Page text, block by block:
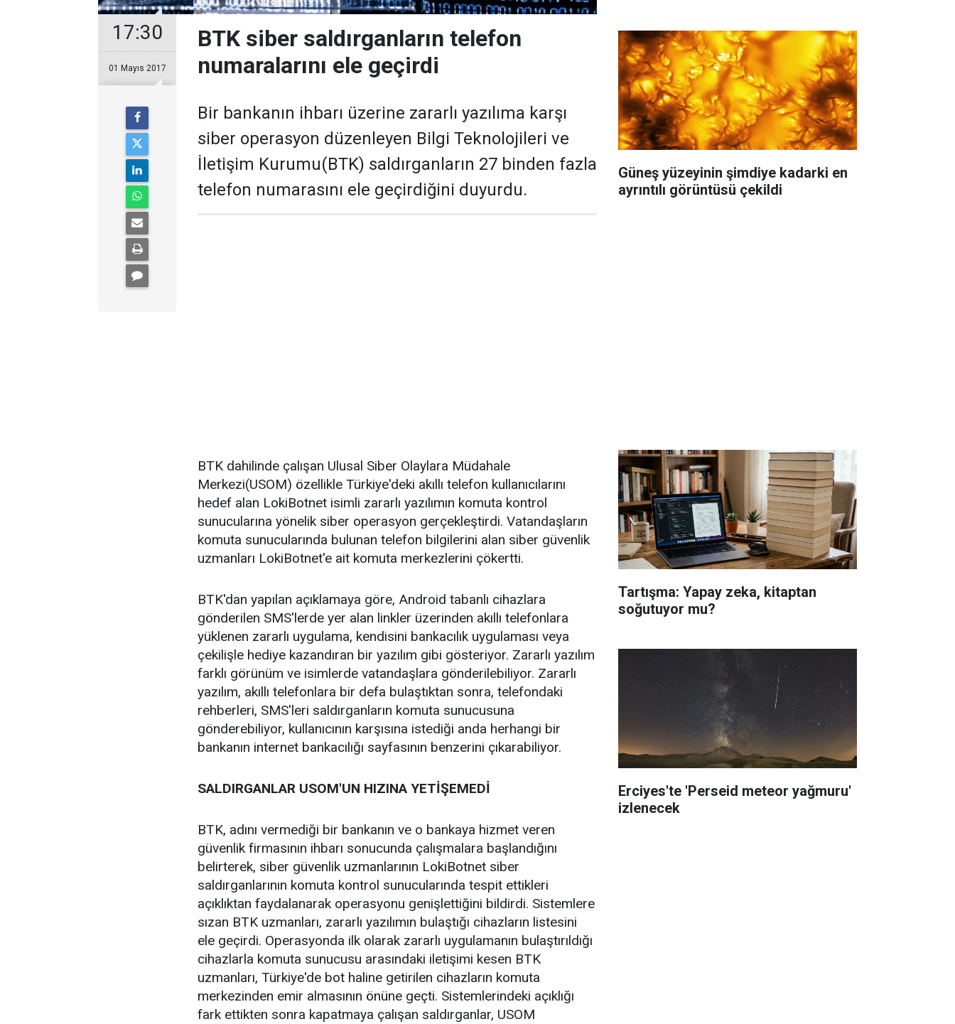
17:30
01 Mayıs 2017
BTK siber saldırganların telefon
numaralarını ele geçirdi
Bir bankanın ihbarı üzerine zararlı yazılıma karşı
siber operasyon düzenleyen Bilgi Teknolojileri ve
İletişim Kurumu(BTK) saldırganların 27 binden fazla
telefon numarasını ele geçirdiğini duyurdu.
BTK dahilinde çalışan Ulusal Siber Olaylara Müdahale
Merkezi(USOM) özellikle Türkiye'deki akıllı telefon kullanıcılarını
hedef alan LokiBotnet isimli zararlı yazılımın komuta kontrol
sunucularına yönelik siber operasyon gerçekleştirdi. Vatandaşların
komuta sunucularında bulunan telefon bilgilerini alan siber güvenlik
uzmanları LokiBotnet'e ait komuta merkezlerini çökertti.
BTK'dan yapılan açıklamaya göre, Android tabanlı cihazlara
gönderilen SMS'lerde yer alan linkler üzerinden akıllı telefonlara
yüklenen zararlı uygulama, kendisini bankacılık uygulaması veya
çekilişle hediye kazandıran bir yazılım gibi gösteriyor. Zararlı yazılım
farklı görünüm ve isimlerde vatandaşlara gönderilebiliyor. Zararlı
yazılım, akıllı telefonlara bir defa bulaştıktan sonra, telefondaki
rehberleri, SMS'leri saldırganların komuta sunucusuna
gönderebiliyor, kullanıcının karşısına istediği anda herhangi bir
bankanın internet bankacılığı sayfasının benzerini çıkarabiliyor.
SALDIRGANLAR USOM'UN HIZINA YETİŞEMEDİ
BTK, adını vermediği bir bankanın ve o bankaya hizmet veren
güvenlik firmasının ihbarı sonucunda çalışmalara başlandığını
belirterek, siber güvenlik uzmanlarının LokiBotnet siber
saldırganlarının komuta kontrol sunucularında tespit ettikleri
açıklıktan faydalanarak operasyonu genişlettiğini bildirdi. Sistemlere
sızan BTK uzmanları, zararlı yazılımın bulaştığı cihazların listesini
ele geçirdi. Operasyonda ilk olarak zararlı uygulamanın bulaştırıldığı
cihazlarla komuta sunucusu arasındaki iletişimi kesen BTK
uzmanları, Türkiye'de bot haline getirilen cihazların komuta
merkezinden emir almasının önüne geçti. Sistemlerindeki açıklığı
fark ettikten sonra kapatmaya çalışan saldırganlar, USOM
Güneş yüzeyinin şimdiye kadarki en
ayrıntılı görüntüsü çekildi
Tartışma: Yapay zeka, kitaptan
soğutuyor mu?
Erciyes'te 'Perseid meteor yağmuru'
izlenecek